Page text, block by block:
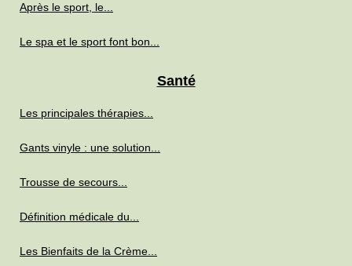
Après le sport, le...
Le spa et le sport font bon...
Santé
Les principales thérapies...
Gants vinyle : une solution...
Trousse de secours...
Définition médicale du...
Les Bienfaits de la Crème...